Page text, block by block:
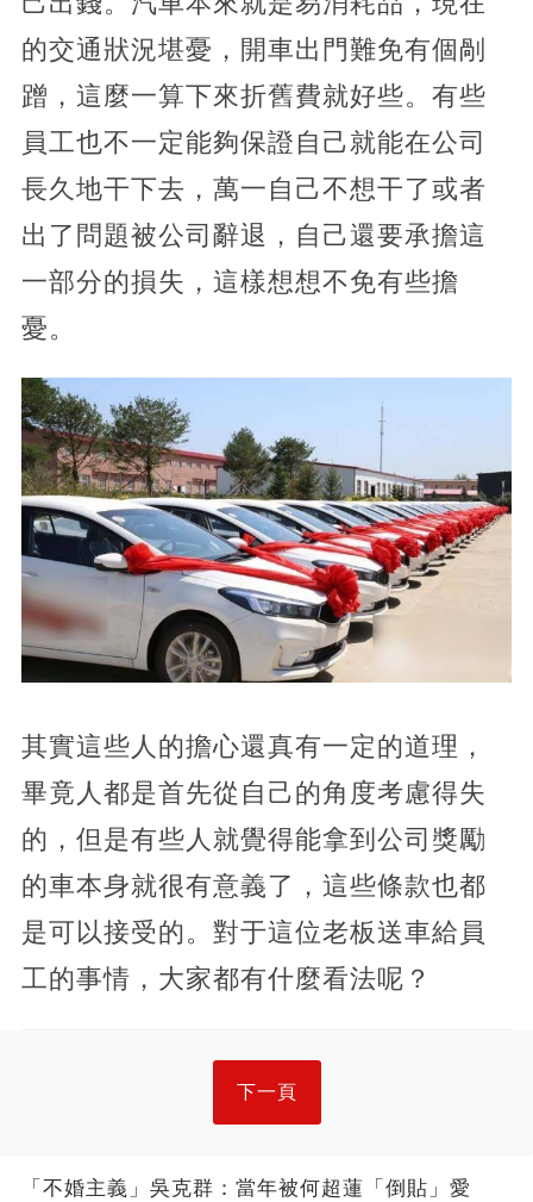
的交通狀況堪憂，開車出門難免有個剮
蹭，這麼一算下來折舊費就好些。有些
員工也不一定能夠保證自己就能在公司
長久地干下去，萬一自己不想干了或者
出了問題被公司辭退，自己還要承擔這
一部分的損失，這樣想想不免有些擔
憂。
其實這些人的擔心還真有一定的道理，
畢竟人都是首先從自己的角度考慮得失
的，但是有些人就覺得能拿到公司獎勵
的車本身就很有意義了，這些條款也都
是可以接受的。對于這位老板送車給員
工的事情，大家都有什麼看法呢？
下一頁
「不婚主義」吳克群：當年被何超蓮「倒貼」愛